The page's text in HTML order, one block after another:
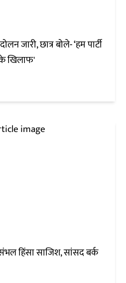
जारी, छात्र बोले- ‘हम पार्टी
खिलाफ'
हिंसा साजिश, सांसद बर्क